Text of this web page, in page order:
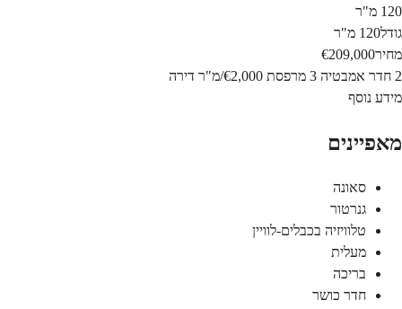
120 מ"ר
גודל120 מ"ר
מחיר€209,000
2 חדר אמבטיה
3 מרפסת €2,000
/מ"ר דירה
מידע נוסף
מאפיינים
סאונה
גנרטור
טלוויזיה בכבלים-לוויין
מעלית
בריכה
חדר כושר